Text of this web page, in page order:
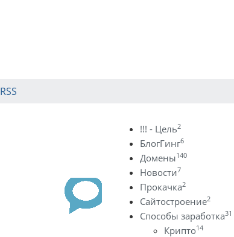
RSS
!!! - Цель2
БлогГинг6
Домены140
Новости7
Прокачка2
Сайтостроение2
Способы заработка31
Крипто14